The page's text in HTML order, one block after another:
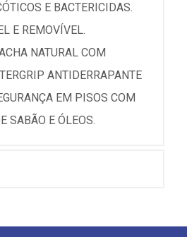
E BACTERICIDAS.
E REMOVÍVEL.
NATURAL COM
ANTIDERRAPANTE
EM PISOS COM
SABÃO E ÓLEOS.